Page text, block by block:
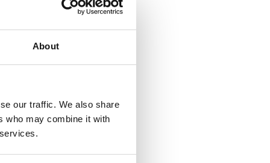
About
our traffic. We also share
who may combine it with